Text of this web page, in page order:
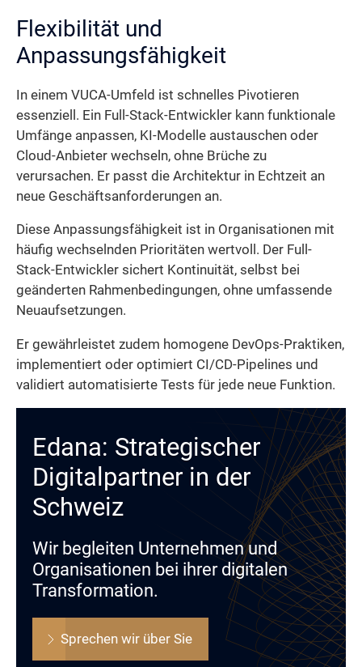
Flexibilität und
Anpassungsfähigkeit
In einem VUCA-Umfeld ist schnelles Pivotieren
essenziell. Ein Full-Stack-Entwickler kann funktionale
Umfänge anpassen, KI-Modelle austauschen oder
Cloud-Anbieter wechseln, ohne Brüche zu
verursachen. Er passt die Architektur in Echtzeit an
neue Geschäftsanforderungen an.
Diese Anpassungsfähigkeit ist in Organisationen mit
häufig wechselnden Prioritäten wertvoll. Der Full-
Stack-Entwickler sichert Kontinuität, selbst bei
geänderten Rahmenbedingungen, ohne umfassende
Neuaufsetzungen.
Er gewährleistet zudem homogene DevOps-Praktiken,
implementiert oder optimiert CI/CD-Pipelines und
validiert automatisierte Tests für jede neue Funktion.
Edana: Strategischer
Digitalpartner in der
Schweiz
Wir begleiten Unternehmen und
Organisationen bei ihrer digitalen
Transformation.
Sprechen wir über Sie